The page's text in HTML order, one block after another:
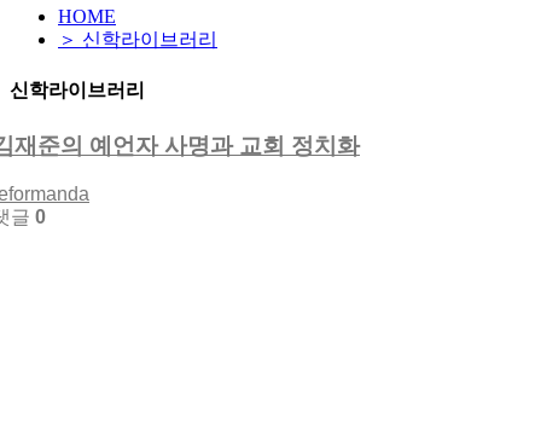
HOME
＞ 신학라이브러리
신학라이브러리
재준의 예언자 사명과 교회 정치화
글 0